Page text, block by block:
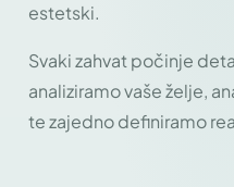
estetski.
Svaki zahvat počinje
analiziramo vaše želje,
te zajedno definiramo